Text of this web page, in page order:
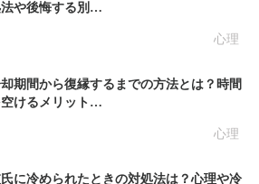
心理
や後悔する別…
心理
期間から復縁するまでの方法とは？時間
空けるメリット…
に冷められたときの対処法は？心理や冷